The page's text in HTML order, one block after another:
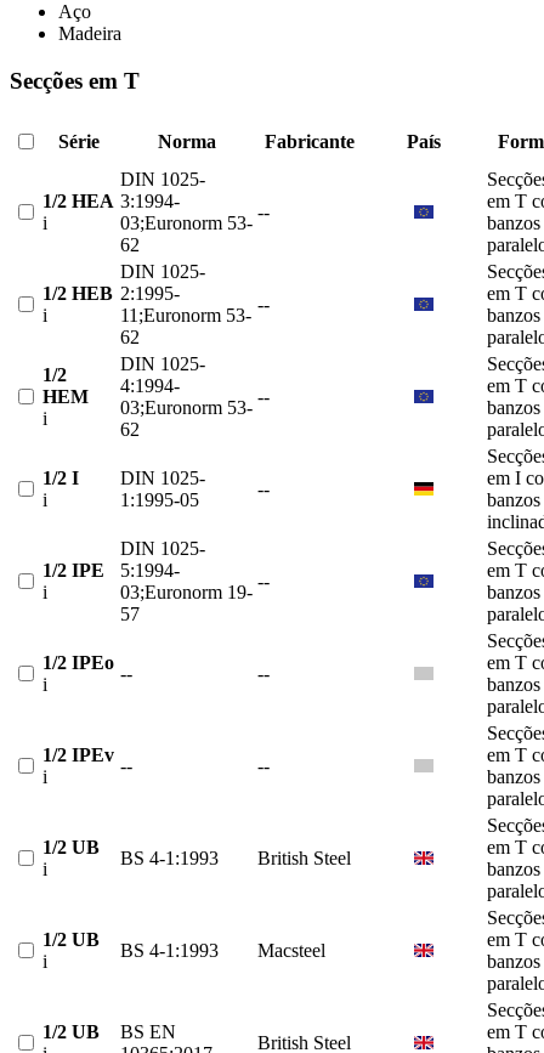
Aço
Madeira
Secções em T
Série Norma Fabricante País
1/2 HEA
i
DIN 1025-
3:1994-
03;Euronorm 53-
62
--
em T
banzos
1/2 HEB
i
DIN 1025-
2:1995-
11;Euronorm 53-
62
--
em T
banzos
1/2
HEM
i
DIN 1025-
4:1994-
03;Euronorm 53-
62
--
em T
banzos
1/2 I
i
DIN 1025-
1:1995-05
--
em I
banzos
1/2 IPE
i
DIN 1025-
5:1994-
03;Euronorm 19-
57
--
em T
banzos
1/2 IPEo
i
-- --
em T
banzos
1/2 IPEv
i
-- --
em T
banzos
1/2 UB
i
BS 4-1:1993 British Steel
em T
banzos
1/2 UB
i
BS 4-1:1993 Macsteel
em T
banzos
1/2 UB
BS EN
British Steel
em T